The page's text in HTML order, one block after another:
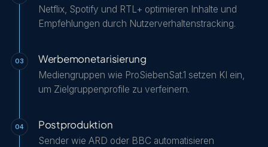
Netflix, Spotify und RTL+ optimieren Inhalte und
Empfehlungen durch Nutzerverhaltenstracking.
03 Werbemonetarisierung
Mediengruppen wie ProSiebenSat.1 setzen KI ein,
um Zielgruppenprofile zu verfeinern.
04 Postproduktion
Sender wie ARD oder BBC automatisieren